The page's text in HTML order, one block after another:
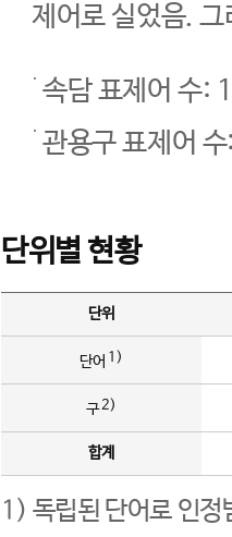
제어로 실었음.
속담 표제어 수:
관용구 표제어
단위별 현황
단위
단어 1)
구2)
합계
1) 독립된 단어로 인정